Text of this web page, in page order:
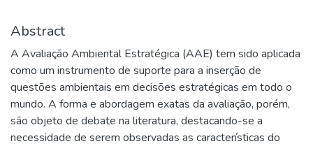
Abstract
A Avaliação Ambiental Estratégica (AAE) tem sido aplicada
como um instrumento de suporte para a inserção de
questões ambientais em decisões estratégicas em todo o
mundo. A forma e abordagem exatas da avaliação, porém,
são objeto de debate na literatura, destacando-se a
necessidade de serem observadas as características do